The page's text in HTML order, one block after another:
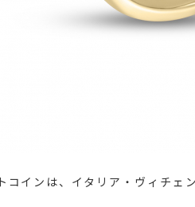
コインは、イタリア・ヴィチェ